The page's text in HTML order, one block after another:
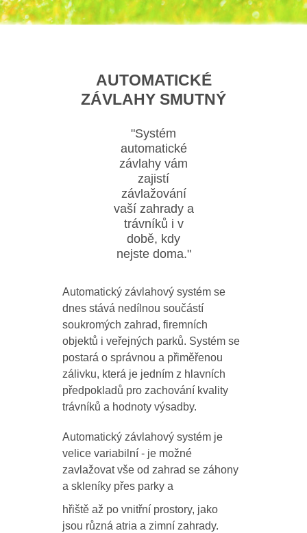
AUTOMATICKÉ
ZÁVLAHY SMUTNÝ
"Systém
automatické
závlahy vám
zajistí
závlažování
vaší zahrady a
trávníků i v
době, kdy
nejste doma."
Automatický závlahový systém se
dnes stává nedílnou součástí
soukromých zahrad, firemních
objektů i veřejných parků. Systém se
postará o správnou a přiměřenou
zálivku, která je jedním z hlavních
předpokladů pro zachování kvality
trávníků a hodnoty výsadby.
Automatický závlahový systém je
velice variabilní - je možné
zavlažovat vše od zahrad se záhony
a skleníky přes parky a
hřiště až po vnitřní prostory, jako
jsou různá atria a zimní zahrady.